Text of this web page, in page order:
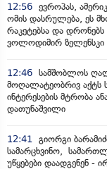
12:56 ევროპას,
ომის დასრულება, ეს
რაკეტებსა და
ვოლოდიმირ ზელენსკი
12:46 სამშობლოს
მოღალატეობრივ აქტს
ინტერესების მტრობა
დათუნაშვილი
12:41
გიორგი
სამარცხვინო,
უწყებები დაადგენენ -